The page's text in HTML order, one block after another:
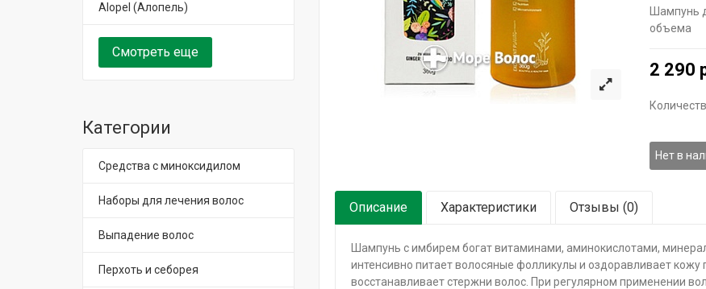
Alopel (Алопель)
Смотреть еще
Категории
Средства с миноксидилом
Наборы для лечения волос
Выпадение волос
Перхоть и себорея
Шампунь
объема
2 290
Нет в
Описание Характеристики Отзывы (0)
Шампунь с имбирем богат витаминами, аминокислотами,
интенсивно питает волосяные фолликулы и оздоравливает
восстанавливает стержни волос. При регулярном применении